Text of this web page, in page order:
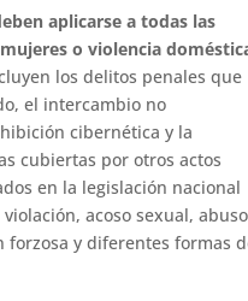
aplicarse a todas las
o violencia
los delitos penales que
el intercambio no
cibernética y la
cubiertas por otros actos
en la legislación nacional
acoso sexual, abuso
forzosa y diferentes formas